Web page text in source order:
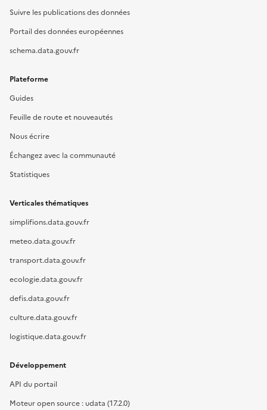
Suivre les publications des données
Portail des données européennes
schema.data.gouv.fr
Plateforme
Guides
Feuille de route et nouveautés
Nous écrire
Échangez avec la communauté
Statistiques
Verticales thématiques
simplifions.data.gouv.fr
meteo.data.gouv.fr
transport.data.gouv.fr
ecologie.data.gouv.fr
defis.data.gouv.fr
culture.data.gouv.fr
logistique.data.gouv.fr
Développement
API du portail
Moteur open source : udata (17.2.0)